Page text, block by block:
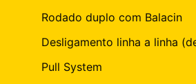
Rodado duplo com Balacin
Desligamento linha a linha
Pull System